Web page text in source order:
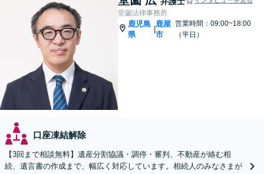
堂薗法律事務所
鹿児島
県
|
鹿屋
市
営業時間：09:00~18:00
（平日）
口座凍結解除
【3回まで相談無料】遺産分割協議・調停・審判、不動産が絡む相
続、遺言書の作成まで、幅広く対応しています。相続人のみなさまが